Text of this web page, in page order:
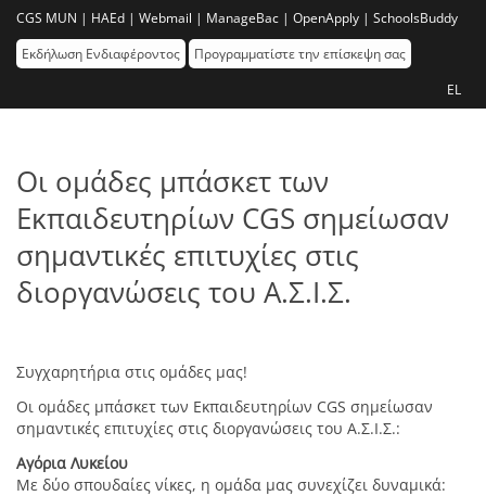
CGS MUN | HAEd | Webmail | ManageBac | OpenApply | SchoolsBuddy
Εκδήλωση Ενδιαφέροντος
Προγραμματίστε την επίσκεψη σας
EL
Οι ομάδες μπάσκετ των
Εκπαιδευτηρίων CGS σημείωσαν
σημαντικές επιτυχίες στις
διοργανώσεις του Α.Σ.Ι.Σ.
Συγχαρητήρια στις ομάδες μας!
Οι ομάδες μπάσκετ των Εκπαιδευτηρίων CGS σημείωσαν
σημαντικές επιτυχίες στις διοργανώσεις του Α.Σ.Ι.Σ.:
Αγόρια Λυκείου
Με δύο σπουδαίες νίκες, η ομάδα μας συνεχίζει δυναμικά: